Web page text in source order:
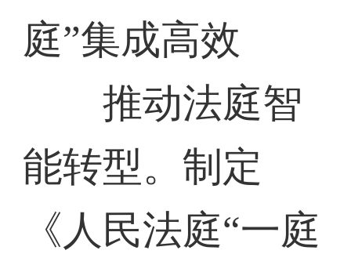
庭”集成高效
推动法庭智
能转型。制定
《人民法庭“一庭